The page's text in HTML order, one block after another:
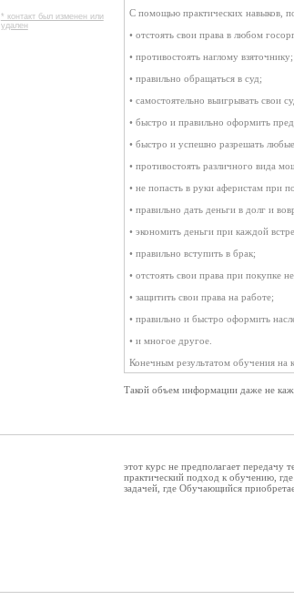
* контакт был изменен или
удален
С помощью практических навыков,
• отстоять свои права в любом
• противостоять наглому взяточнику;
• правильно обращаться в суд;
• самостоятельно выигрывать свои
• быстро и правильно оформить
• быстро и успешно разрешать
• противостоять различного вида
• не попасть в руки аферистам при
• правильно дать деньги в долг и
• экономить деньги при каждой
• правильно вступить в брак;
• отстоять свои права при покупке
• защитить свои права на работе;
• правильно и быстро оформить
• и многое другое.
Конечным результатом обучения на
Такой объем информации даже не
этот курс не предполагает передачу
практический подход к обучению,
задачей, где Обучающийся